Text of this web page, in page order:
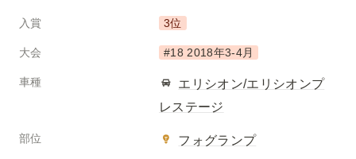
入賞 3位
大会 #18 2018年3-4月
車種
エリシオン/エリシオンプ
レステージ
部位 フォグランプ